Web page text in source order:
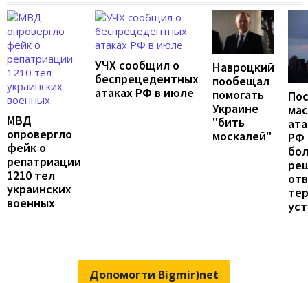
МВД
опровергло
фейк о
репатриации
1210 тел
украинских
военных
УЧХ сообщил о
беспрецедентных
атаках РФ в июле
Навроцкий
пообещал
помогать
Украине
"бить
москалей"
РФ
Допомогти Bigmir)net